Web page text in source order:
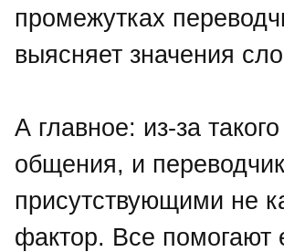
промежутках
выясняет значения
А главное: из-за
общения, и
присутствующими не
фактор. Все